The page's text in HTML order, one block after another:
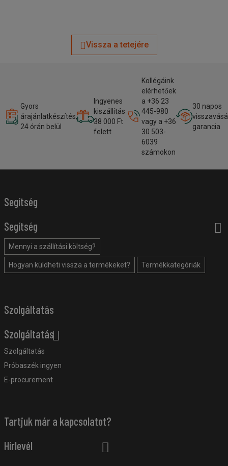
Vissza a tetejére
Gyors
árajánlatkészítés,
24 órán belül
Ingyenes
kiszállítás
38 000 Ft
felett
Kollégáink
elérhetőek
a +36 23
445-980
vagy a +36
30 503-
6039
számokon
30 napos
garancia
Segítség
Segítség
Mennyi a szállítási költség?
Hogyan küldheti vissza a termékeket? Termékkategóriák
Szolgáltatás
Szolgáltatás
Szolgáltatás
Próbaszék ingyen
E-procurement
Tartjuk már a kapcsolatot?
Hírlevél